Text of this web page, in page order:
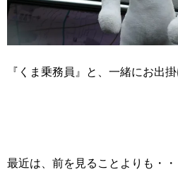
『くま乗務員』と、一緒にお出掛
最近は、前を見ることよりも・